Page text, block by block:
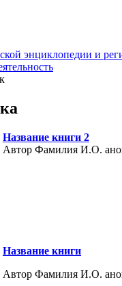
энциклопедии и
Название книги 2
Автор Фамилия И.О.
Название книги
Автор Фамилия И.О.